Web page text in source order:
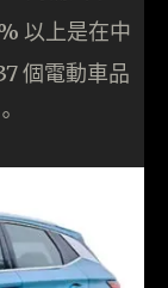
以上是在中
個電動車品